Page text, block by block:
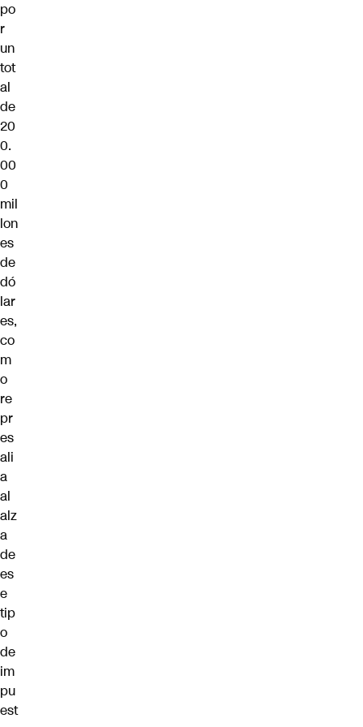
po
r
un
tot
al
de
20
0.
00
0
mil
lon
es
de
dó
lar
es,
co
m
o
re
pr
es
ali
a
al
alz
a
de
es
e
tip
o
de
im
pu
est